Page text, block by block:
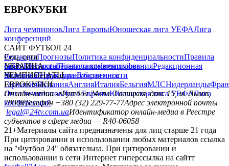
ЕВРОКУБКИ
Лига чемпионовЛига ЕвропыЮношеская лига УЕФАЛига
конференций
САЙТ ФУТБОЛ 24
РедакцияПрогнозыПолитика конфиденциальностиПравила
сайтуКонтактыПравила комментированияРедакционная
политикаСтруктура собственности
Соц. сети
facebookxyoutubeinstagramtelegramviber
УКРАИНА
УкраинаПервая лигаВторая лига
ЧЕМПИОНАТЫ
ГерманияИспанияАнглияИталияБельгияМЛСНидерланды
ЕВРОКУБКИ
Лига чемпионовЛига ЕвропыЮношеская лига УЕФАЛига
конференций
Онлайн-медиа «Футбол 24»пл. Галицкая, дом. 15, м. Львов,
79008Телефон +380 (32) 229-77-77Адрес электронной почты
legal@24tv.com.uaИдентификатор онлайн-медиа в Реестре
субъектов в сфере медиа — R40-06058
21+Материалы сайта предназначены для лиц старше 21 года
При цитировании и использовании любых материалов ссылка
на "Футбол 24" обязательна. При цитировании и
использовании в сети Интернет гиперссылка на сайтт